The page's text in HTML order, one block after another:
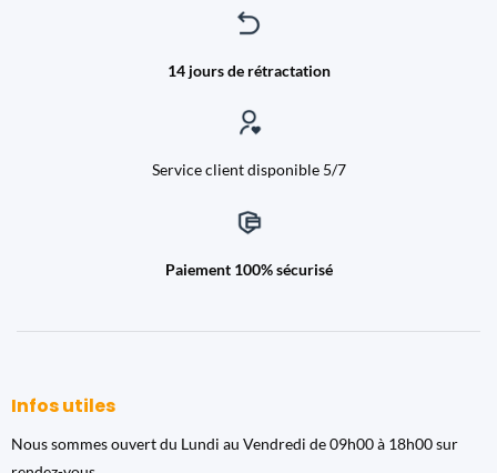
14 jours de rétractation
Service client disponible 5/7
Paiement 100% sécurisé
Infos utiles
Nous sommes ouvert du Lundi au Vendredi de 09h00 à 18h00 sur